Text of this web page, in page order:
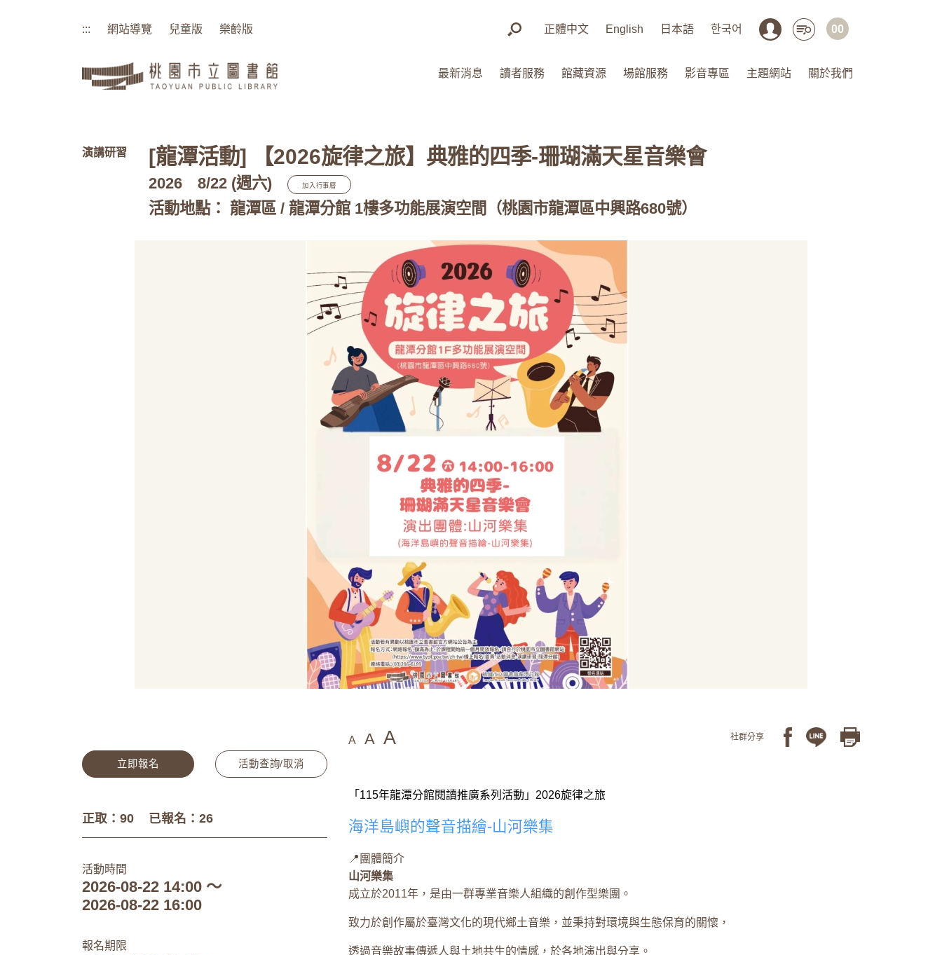
::: 網站導覽 兒童版 樂齡版 正體中文 English 日本語 한국어 00
最新消息 讀者服務 館藏資源 場館服務 影音專區 主題網站 關於我們
演講研習 [龍潭活動] 【2026旋律之旅】典雅的四季-珊瑚滿天星音樂會
2026 8/22 (週六) 加入行事曆
活動地點： 龍潭區 / 龍潭分館 1樓多功能展演空間（桃園市龍潭區中興路680號）
立即報名 活動查詢/取消
正取：90 已報名：26
活動時間
2026-08-22 14:00 ～
2026-08-22 16:00
報名期限
A A A 社群分享
「115年龍潭分館閱讀推廣系列活動」2026旋律之旅
海洋島嶼的聲音描繪-山河樂集
📍團體簡介
山河樂集
成立於2011年，是由一群專業音樂人組織的創作型樂團。
致力於創作屬於臺灣文化的現代鄉土音樂，並秉持對環境與生態保育的關懷，
透過音樂故事傳遞人與土地共生的情感，於各地演出與分享。